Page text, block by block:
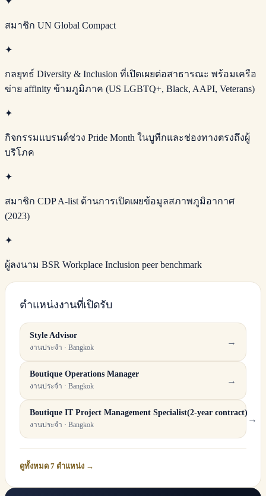
สมาชิก UN Global Compact
✦
กลยุทธ์ Diversity & Inclusion ที่เปิดเผยต่อสาธารณะ พร้อมเครือ
ข่าย affinity ข้ามภูมิภาค (US LGBTQ+, Black, AAPI, Veterans)
✦
กิจกรรมแบรนด์ช่วง Pride Month ในบูทีกและช่องทางตรงถึงผู้
บริโภค
✦
สมาชิก CDP A-list ด้านการเปิดเผยข้อมูลสภาพภูมิอากาศ
(2023)
✦
ผู้ลงนาม BSR Workplace Inclusion peer benchmark
ตำแหน่งงานที่เปิดรับ
Style Advisor
งานประจำ · Bangkok
→
Boutique Operations Manager
งานประจำ · Bangkok
→
Boutique IT Project Management Specialist(2-year contract)
งานประจำ · Bangkok
→
ดูทั้งหมด 7 ตำแหน่ง →